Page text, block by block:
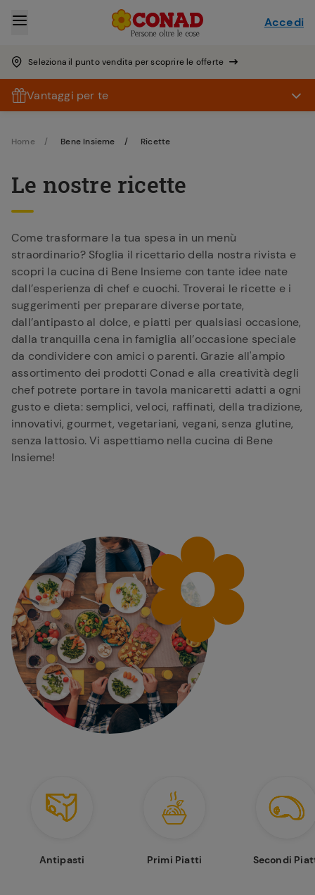
Seleziona il punto vendita per scoprire le offerte
Accedi
Vantaggi per te
Home Bene Insieme Ricette
Le nostre ricette
Come trasformare la tua spesa in un menù
straordinario? Sfoglia il ricettario della nostra rivista e
scopri la cucina di Bene Insieme con tante idee nate
dall’esperienza di chef e cuochi. Troverai le ricette e i
suggerimenti per preparare diverse portate,
dall’antipasto al dolce, e piatti per qualsiasi occasione,
dalla tranquilla cena in famiglia all’occasione speciale
da condividere con amici o parenti. Grazie all'ampio
assortimento dei prodotti Conad e alla creatività degli
chef potrete portare in tavola manicaretti adatti a ogni
gusto e dieta: semplici, veloci, raffinati, della tradizione,
innovativi, gourmet, vegetariani, vegani, senza glutine,
senza lattosio. Vi aspettiamo nella cucina di Bene
Insieme!
Antipasti Primi Piatti Secondi